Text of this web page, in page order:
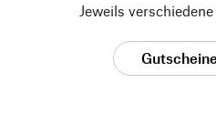
Jeweils